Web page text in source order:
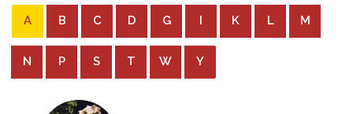
A B C D G I K L M
N P S T W Y